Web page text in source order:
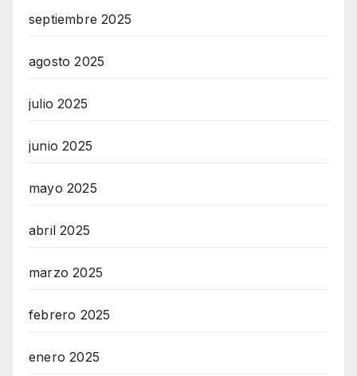
septiembre 2025
agosto 2025
julio 2025
junio 2025
mayo 2025
abril 2025
marzo 2025
febrero 2025
enero 2025